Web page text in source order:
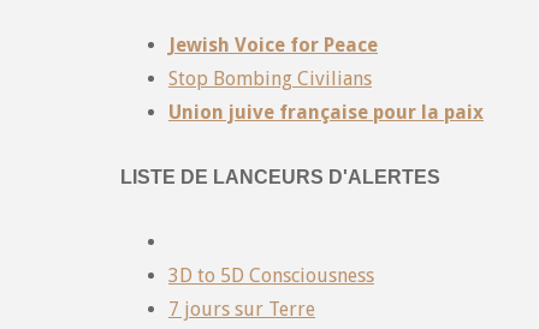
Jewish Voice for Peace
Stop Bombing Civilians
Union juive française pour la paix
LISTE DE LANCEURS D'ALERTES
3D to 5D Consciousness
7 jours sur Terre